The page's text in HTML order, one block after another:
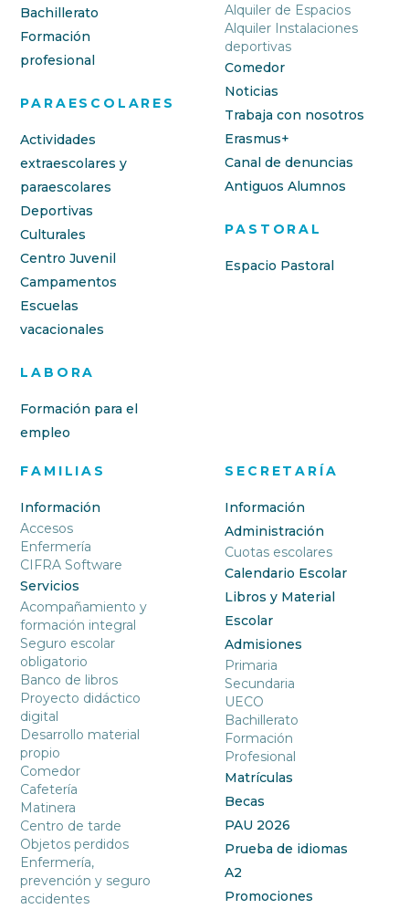
Bachillerato
Formación
profesional
PARAESCOLARES
Actividades
extraescolares y
paraescolares
Deportivas
Culturales
Centro Juvenil
Campamentos
Escuelas
vacacionales
LABORA
Formación para el
empleo
Alquiler de Espacios
Alquiler Instalaciones
deportivas
Comedor
Noticias
Trabaja con nosotros
Erasmus+
Canal de denuncias
Antiguos Alumnos
PASTORAL
Espacio Pastoral
FAMILIAS
Información
Accesos
Enfermería
CIFRA Software
Servicios
Acompañamiento y
formación integral
Seguro escolar
obligatorio
Banco de libros
Proyecto didáctico
digital
Desarrollo material
propio
Comedor
Cafetería
Matinera
Centro de tarde
Objetos perdidos
Enfermería,
prevención y seguro
accidentes
SECRETARÍA
Información
Administración
Cuotas escolares
Calendario Escolar
Libros y Material
Escolar
Admisiones
Primaria
Secundaria
UECO
Bachillerato
Formación
Profesional
Matrículas
Becas
PAU 2026
Prueba de idiomas
A2
Promociones